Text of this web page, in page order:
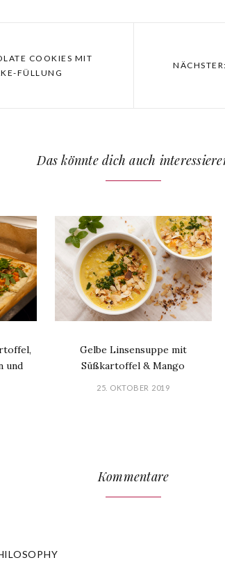
COOKIES MIT
FÜLLUNG
Das könnte dich auch
und
Gelbe Linsensuppe mit
Süßkartoffel & Mango
25. OKTOBER 2019
Kommentare